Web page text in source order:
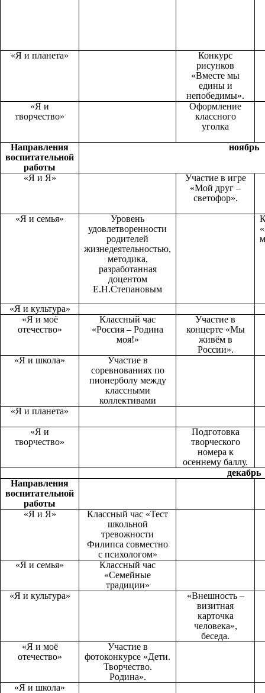
«Я и планета»
Конкурс
рисунков
«Вместе мы
едины и
непобедимы».
«Я и
творчество»
Оформление
классного
уголка
Направления
воспитательной
работы
ноябрь
«Я и Я»
Участие в игре
«Мой друг –
светофор».
«Я и семья»
Уровень
удовлетворенности
родителей
жизнедеятельностью,
методика,
разработанная
доцентом
Е.Н.Степановым
«Я и культура»
«Я и моё
отечество»
Классный час
«Россия – Родина
моя!»
Участие в
концерте «Мы
живём в
России».
«Я и школа»
Участие в
соревнованиях по
пионерболу между
классными
коллективами
«Я и планета»
«Я и
творчество»
Подготовка
творческого
номера к
осеннему баллу.
декабрь
Направления
воспитательной
работы
«Я и Я»
Классный час «Тест
школьной
тревожности
Филипса совместно
с психологом»
«Я и семья»
Классный час
«Семейные
традиции»
«Я и культура»
«Внешность –
визитная
карточка
человека»,
беседа.
«Я и моё
отечество»
Участие в
фотоконкурсе «Дети.
Творчество.
Родина».
«Я и школа»